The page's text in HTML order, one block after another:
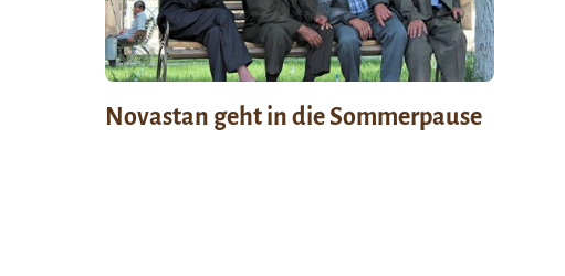
Novastan geht in die Sommerpause